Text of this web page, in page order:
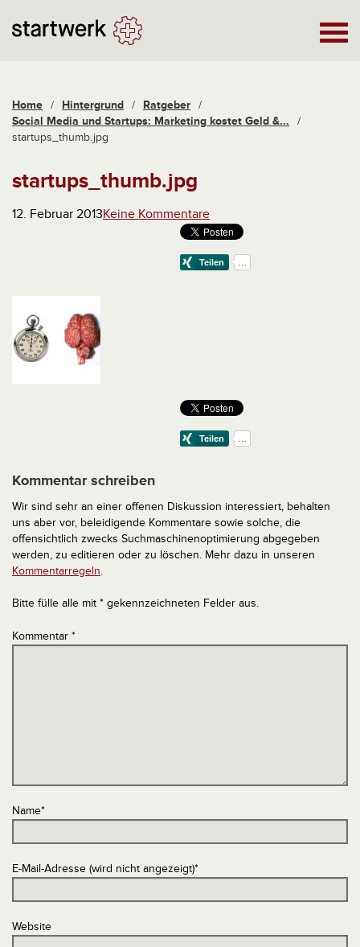
Home / Hintergrund / Ratgeber /
Social Media und Startups: Marketing kostet Geld &...
/
startups_thumb.jpg
startups_thumb.jpg
12. Februar 2013Keine Kommentare
Kommentar schreiben
Wir sind sehr an einer offenen Diskussion interessiert, behalten
uns aber vor, beleidigende Kommentare sowie solche, die
offensichtlich zwecks Suchmaschinenoptimierung abgegeben
werden, zu editieren oder zu löschen. Mehr dazu in unseren
Kommentarregeln.
Bitte fülle alle mit * gekennzeichneten Felder aus.
Kommentar *
Name*
E-Mail-Adresse (wird nicht angezeigt)*
Website